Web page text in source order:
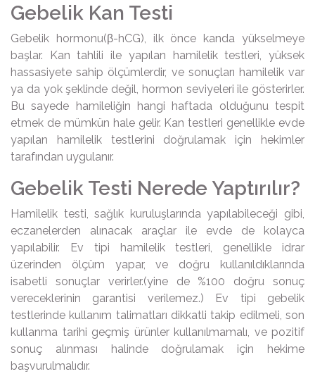
Gebelik Kan Testi
Gebelik hormonu(β-hCG), ilk önce kanda yükselmeye
başlar. Kan tahlili ile yapılan hamilelik testleri, yüksek
hassasiyete sahip ölçümlerdir, ve sonuçları hamilelik var
ya da yok şeklinde değil, hormon seviyeleri ile gösterirler.
Bu sayede hamileliğin hangi haftada olduğunu tespit
etmek de mümkün hale gelir. Kan testleri genellikle evde
yapılan hamilelik testlerini doğrulamak için hekimler
tarafından uygulanır.
Gebelik Testi Nerede Yaptırılır?
Hamilelik testi, sağlık kuruluşlarında yapılabileceği gibi,
eczanelerden alınacak araçlar ile evde de kolayca
yapılabilir. Ev tipi hamilelik testleri, genellikle idrar
üzerinden ölçüm yapar, ve doğru kullanıldıklarında
isabetli sonuçlar verirler.(yine de %100 doğru sonuç
vereceklerinin garantisi verilemez.) Ev tipi gebelik
testlerinde kullanım talimatları dikkatli takip edilmeli, son
kullanma tarihi geçmiş ürünler kullanılmamalı, ve pozitif
sonuç alınması halinde doğrulamak için hekime
başvurulmalıdır.